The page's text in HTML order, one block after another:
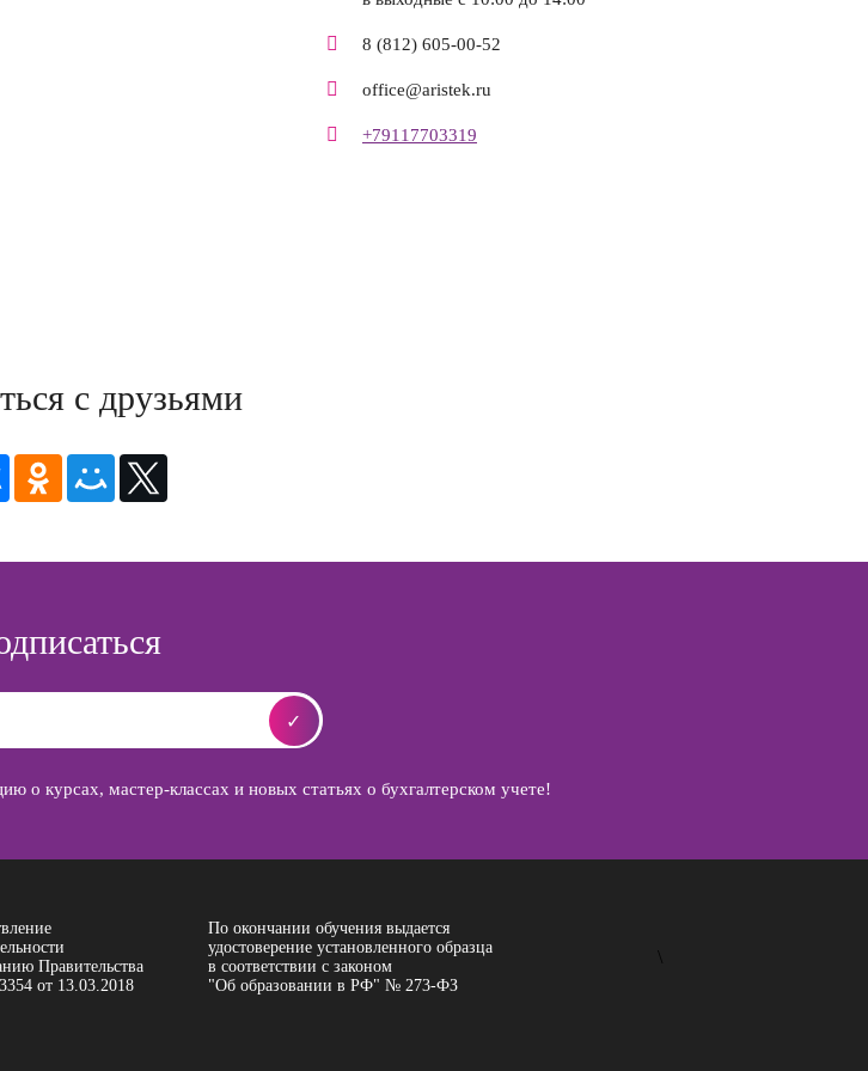
8 (812) 605-00-52
office@aristek.ru
+79117703319
с друзьями
о курсах, мастер-классах и новых статьях о бухгалтерском учете!
Правительства
от 13.03.2018
По окончании обучения выдается
удостоверение установленного образца
в соответствии с законом
"Об образовании в РФ" № 273-ФЗ
\